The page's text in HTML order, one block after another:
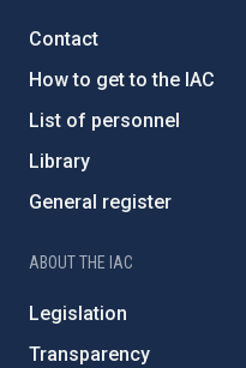
Contact
How to get to the IAC
List of personnel
Library
General register
ABOUT THE IAC
Legislation
Transparency